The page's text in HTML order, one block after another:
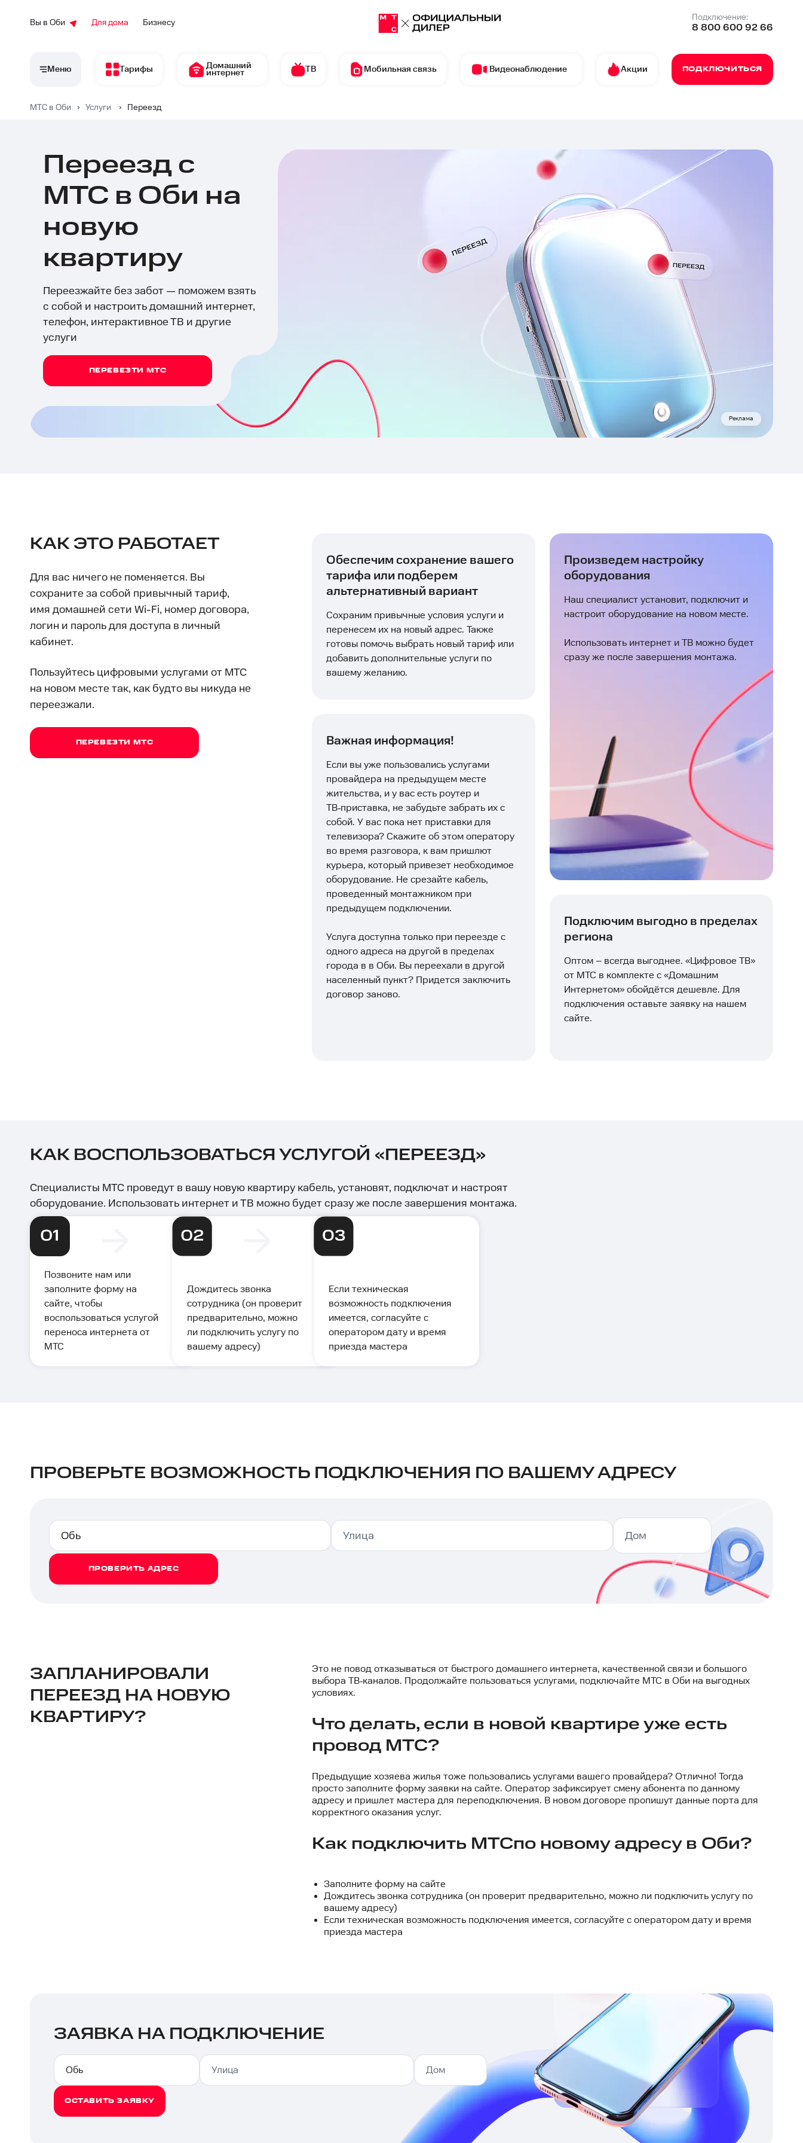
Вы в Оби Для дома Бизнесу
Подключение:
8 800 600 92 66
Меню Тарифы Домашний
интернет ТВ Мобильная связь Видеонаблюдение Акции ПОДКЛЮЧИТЬСЯ
МТС в Оби › Услуги › Переезд
Переезд с
МТС в Оби на
новую
квартиру
Переезжайте без забот — поможем взять
с собой и настроить домашний интернет,
телефон, интерактивное ТВ и другие
услуги
ПЕРЕВЕЗТИ МТС
Реклама
КАК ЭТО РАБОТАЕТ
Для вас ничего не поменяется. Вы
сохраните за собой привычный тариф,
имя домашней сети Wi-Fi, номер договора,
логин и пароль для доступа в личный
кабинет.
Пользуйтесь цифровыми услугами от МТС
на новом месте так, как будто вы никуда не
переезжали.
ПЕРЕВЕЗТИ МТС
Обеспечим сохранение вашего
тарифа или подберем
альтернативный вариант
Сохраним привычные условия услуги и
перенесем их на новый адрес. Также
готовы помочь выбрать новый тариф или
добавить дополнительные услуги по
вашему желанию.
Произведем настройку
оборудования
Наш специалист установит, подключит и
настроит оборудование на новом месте.
Использовать интернет и ТВ можно будет
сразу же после завершения монтажа.
Важная информация!
Если вы уже пользовались услугами
провайдера на предыдущем месте
жительства, и у вас есть роутер и
ТВ‑приставка, не забудьте забрать их с
собой. У вас пока нет приставки для
телевизора? Скажите об этом оператору
во время разговора, к вам пришлют
курьера, который привезет необходимое
оборудование. Не срезайте кабель,
проведенный монтажником при
предыдущем подключении.
Услуга доступна только при переезде с
одного адреса на другой в пределах
города в в Оби. Вы переехали в другой
населенный пункт? Придется заключить
договор заново.
Подключим выгодно в пределах
региона
Оптом – всегда выгоднее. «Цифровое ТВ»
от МТС в комплекте с «Домашним
Интернетом» обойдётся дешевле. Для
подключения оставьте заявку на нашем
сайте.
КАК ВОСПОЛЬЗОВАТЬСЯ УСЛУГОЙ «ПЕРЕЕЗД»
Специалисты МТС проведут в вашу новую квартиру кабель, установят, подключат и настроят
оборудование. Использовать интернет и ТВ можно будет сразу же после завершения монтажа.
Позвоните нам или
заполните форму на
сайте, чтобы
воспользоваться услугой
переноса интернета от
МТС
Дождитесь звонка
сотрудника (он проверит
предварительно, можно
ли подключить услугу по
вашему адресу)
Если техническая
возможность подключения
имеется, согласуйте с
оператором дату и время
приезда мастера
ПРОВЕРЬТЕ ВОЗМОЖНОСТЬ ПОДКЛЮЧЕНИЯ ПО ВАШЕМУ АДРЕСУ
ПРОВЕРИТЬ АДРЕС
ЗАПЛАНИРОВАЛИ
ПЕРЕЕЗД НА НОВУЮ
КВАРТИРУ?
Это не повод отказываться от быстрого домашнего интернета, качественной связи и большого
выбора ТВ‑каналов. Продолжайте пользоваться услугами, подключайте МТС в Оби на выгодных
условиях.
Что делать, если в новой квартире уже есть
провод МТС?
Предыдущие хозяева жилья тоже пользовались услугами вашего провайдера? Отлично! Тогда
просто заполните форму заявки на сайте. Оператор зафиксирует смену абонента по данному
адресу и пришлет мастера для переподключения. В новом договоре пропишут данные порта для
корректного оказания услуг.
Как подключить МТСпо новому адресу в Оби?
Заполните форму на сайте
Дождитесь звонка сотрудника (он проверит предварительно, можно ли подключить услугу по
вашему адресу)
Если техническая возможность подключения имеется, согласуйте с оператором дату и время
приезда мастера
ЗАЯВКА НА ПОДКЛЮЧЕНИЕ
ОСТАВИТЬ ЗАЯВКУ